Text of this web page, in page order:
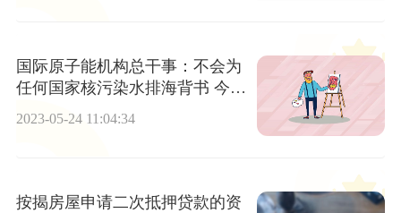
国际原子能机构总干事：不会为
任何国家核污染水排海背书 今日
播报
2023-05-24 11:04:34
按揭房屋申请二次抵押贷款的资